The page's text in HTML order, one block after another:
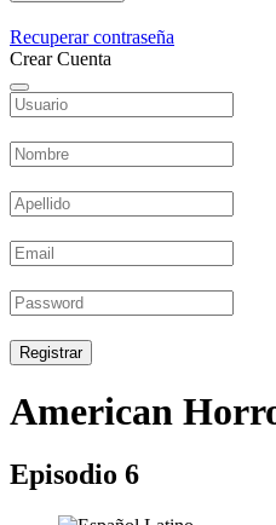
Recuperar contraseña
Crear Cuenta
Registrar
American
Episodio 6